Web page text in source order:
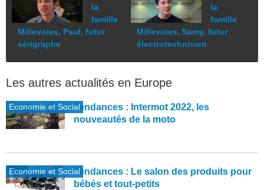
la
famille
Millevoies, Paul, futur
sérigraphe
la
famille
Millevoies, Samy, futur
électrotechnicien
Les autres actualités en Europe
Economie et SocialTendances : Intermot 2022, les
nouveautés de la moto
Economie et SocialTendances : Le salon des produits pour
bébés et tout-petits